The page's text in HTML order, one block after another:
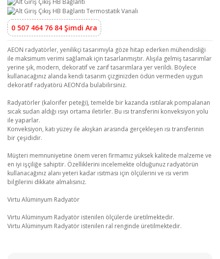
0 507 464 76 84 Şimdi Ara
AEON radyatörler, yenilikçi tasarımıyla göze hitap ederken mühendisliği
ile maksimum verimi sağlamak için tasarlanmıştır. Alışıla gelmiş tasarımlar
yerine şık, modern, dekoratif ve zarif tasarımlara yer verildi. Böylece
kullanacağınız alanda kendi tasarım çizginizden ödün vermeden uygun
dekoratif radyatörü AEON’da bulabilirsiniz.
Radyatörler (kalorifer peteği), temelde bir kazanda ısıtılarak pompalanan
sıcak sudan aldığı ısıyı ortama iletirler. Bu ısı transferini konveksiyon yolu
ile yaparlar.
Konveksiyon, katı yüzey ile akışkan arasında gerçekleşen ısı transferinin
bir çeşididir.
Müşteri memnuniyetine önem veren firmamız yüksek kalitede malzeme ve
en iyi işçiliğe sahiptir. Özelliklerini incelemekte olduğunuz radyatörün
kullanacağınız alanı yeteri kadar ısıtması için ölçülerini ve ısı verim
bilgilerini dikkate almalısınız.
Virtu Alüminyum Radyatör
Virtu Alüminyum Radyatör istenilen ölçülerde üretilmektedir.
Virtu Alüminyum Radyatör istenilen ral renginde üretilmektedir.